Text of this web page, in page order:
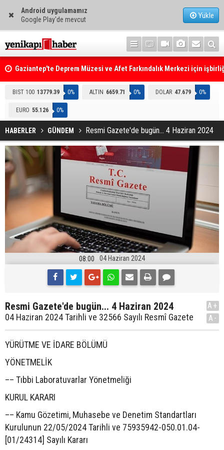
Android uygulamamız
Google Play'de mevcut
Yükle
Gaziantep'te Deprem Müzesi ve Afet Farkındalık Merkezi için
protokolü imzalandı
Resmi Gazete'de Bugün
BIST 100 13779.39 0% ALTIN 6659.71 0% DOLAR 47.679 0%
EURO 55.126 0%
HABERLER GÜNDEM Resmi Gazete'de bugün... 4 Haziran 2024
08:00 04 Haziran 2024
Resmi Gazete'de bugün... 4 Haziran 2024
04 Haziran 2024 Tarihli ve 32566 Sayılı Resmî Gazete
A+
A-
YÜRÜTME VE İDARE BÖLÜMÜ
YÖNETMELİK
–– Tıbbi Laboratuvarlar Yönetmeliği
KURUL KARARI
–– Kamu Gözetimi, Muhasebe ve Denetim Standartları
Kurulunun 22/05/2024 Tarihli ve 75935942-050.01.04-
[01/24314] Sayılı Kararı